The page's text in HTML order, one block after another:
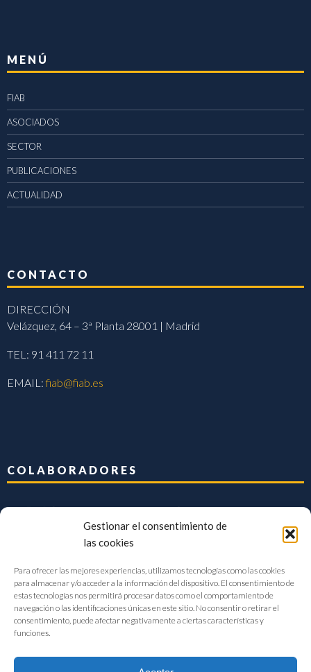
Gestionar el consentimiento de
las cookies
Para ofrecer las mejores experiencias, utilizamos tecnologías como las cookies
para almacenar y/o acceder a la información del dispositivo. El consentimiento de
estas tecnologías nos permitirá procesar datos como el comportamiento de
navegación o las identificaciones únicas en este sitio. No consentir o retirar el
consentimiento, puede afectar negativamente a ciertas características y
funciones.
MENÚ
FIAB
ASOCIADOS
SECTOR
PUBLICACIONES
ACTUALIDAD
CONTACTO
DIRECCIÓN
Velázquez, 64 – 3ª Planta 28001 | Madrid
TEL: 91 411 72 11
EMAIL:fiab@fiab.es
COLABORADORES